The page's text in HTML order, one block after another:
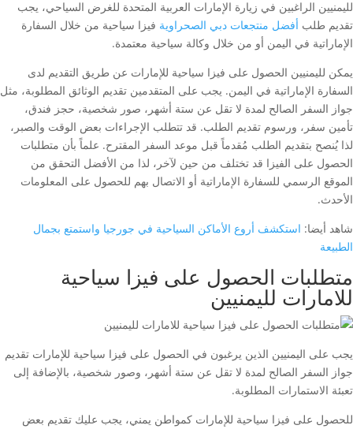
لليمنيين الراغبين في زيارة الإمارات العربية المتحدة للغرض السياحي، يجب
تقديم طلب أفضل منتجعات دبي الصحراوية فيزا سياحية من خلال السفارة
الإماراتية في اليمن أو من خلال وكالة سياحية معتمدة.
يمكن لليمنيين الحصول على فيزا سياحية للإمارات عن طريق التقديم لدى
السفارة الإماراتية في اليمن. يجب على المتقدمين تقديم الوثائق المطلوبة، مثل
جواز السفر الصالح لمدة لا تقل عن ستة أشهر، صور شخصية، حجز فندق،
تأمين سفر، ورسوم تقديم الطلب. قد تتطلب الإجراءات بعض الوقت والصبر،
لذا يُنصح بتقديم الطلب مُقدماً قبل موعد السفر المقترح. علماً بأن متطلبات
الحصول على الفيزا قد تختلف من حين لآخر، لذا من الأفضل التحقق من
الموقع الرسمي للسفارة الإماراتية أو الاتصال بهم للحصول على المعلومات
الأحدث.
شاهد أيضا: استكشف أروع الأماكن السياحية في جورجيا واستمتع بجمال
الطبيعة
متطلبات الحصول على فيزا سياحية
للامارات لليمنيين
يجب على اليمنيين الذين يرغبون في الحصول على فيزا سياحية للإمارات تقديم
جواز السفر الصالح لمدة لا تقل عن ستة أشهر، وصور شخصية، بالإضافة إلى
تعبئة الاستمارات المطلوبة.
للحصول على فيزا سياحية للإمارات كمواطن يمني، يجب عليك تقديم بعض